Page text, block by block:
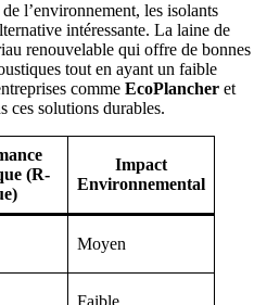
l’environnement, les isolants
intéressante. La laine de
renouvelable qui offre de bonnes
tout en ayant un faible
comme EcoPlancher et
ces solutions durables.
(R-
Impact
Environnemental
Moyen
Faible